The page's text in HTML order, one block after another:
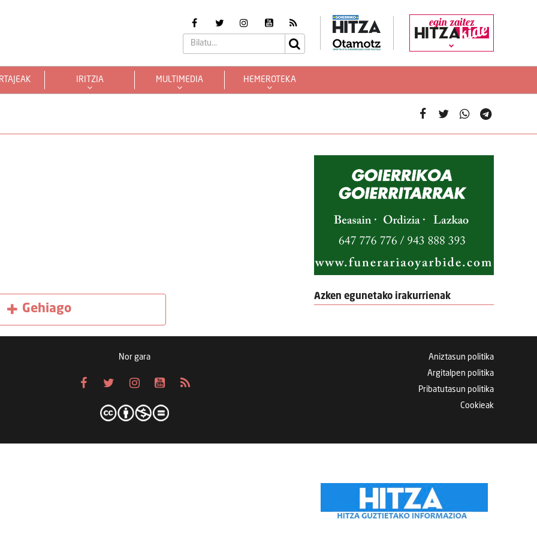
egin zaitez
IRITZIA MULTIMEDIA HEMEROTEKA
Gehiago
Azken egunetako irakurrienak
Nor gara
Aniztasun politika
Argitalpen politika
Pribatutasun politika
Cookieak